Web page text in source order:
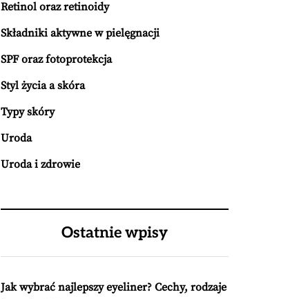
Retinol oraz retinoidy
Składniki aktywne w pielęgnacji
SPF oraz fotoprotekcja
Styl życia a skóra
Typy skóry
Uroda
Uroda i zdrowie
Ostatnie wpisy
Jak wybrać najlepszy eyeliner? Cechy, rodzaje